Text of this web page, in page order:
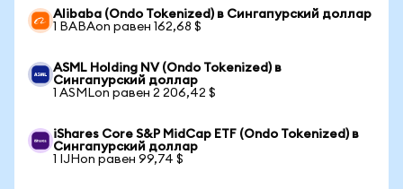
Alibaba (Ondo Tokenized) в Сингапурский доллар
1 BABAon равен 162,68 $
ASML Holding NV (Ondo Tokenized) в
Сингапурский доллар
1 ASMLon равен 2 206,42 $
iShares Core S&P MidCap ETF (Ondo Tokenized) в
Сингапурский доллар
1 IJHon равен 99,74 $